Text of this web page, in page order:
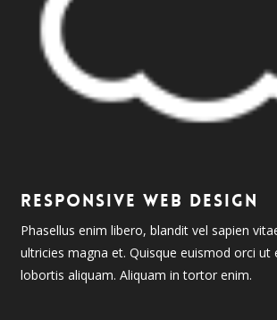
RESPONSIVE WEB DESIGN
Phasellus enim libero, blandit vel sapien
ultricies magna et. Quisque euismod orci ut
lobortis aliquam. Aliquam in tortor enim.